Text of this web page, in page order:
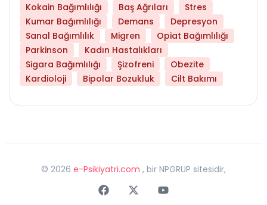
Kokain Bağımlılığı
Baş Ağrıları
Stres
Kumar Bağımlılığı
Demans
Depresyon
Sanal Bağımlılık
Migren
Opiat Bağımlılığı
Parkinson
Kadın Hastalıkları
Sigara Bağımlılığı
Şizofreni
Obezite
Kardioloji
Bipolar Bozukluk Cilt Bakımı
© 2026 e-Psikiyatri.com , bir NPGRUP sitesidir,